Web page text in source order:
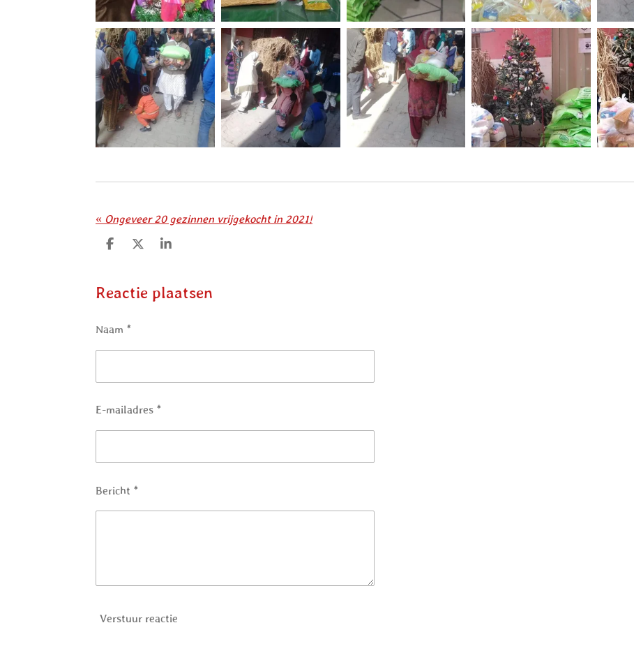
« Ongeveer 20 gezinnen vrijgekocht in 2021!
D
n
D
l
S
e
Reactie plaatsen
Naam *
E-mailadres *
Bericht *
Verstuur reactie